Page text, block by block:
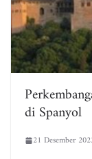
di Spanyol
21 Desember